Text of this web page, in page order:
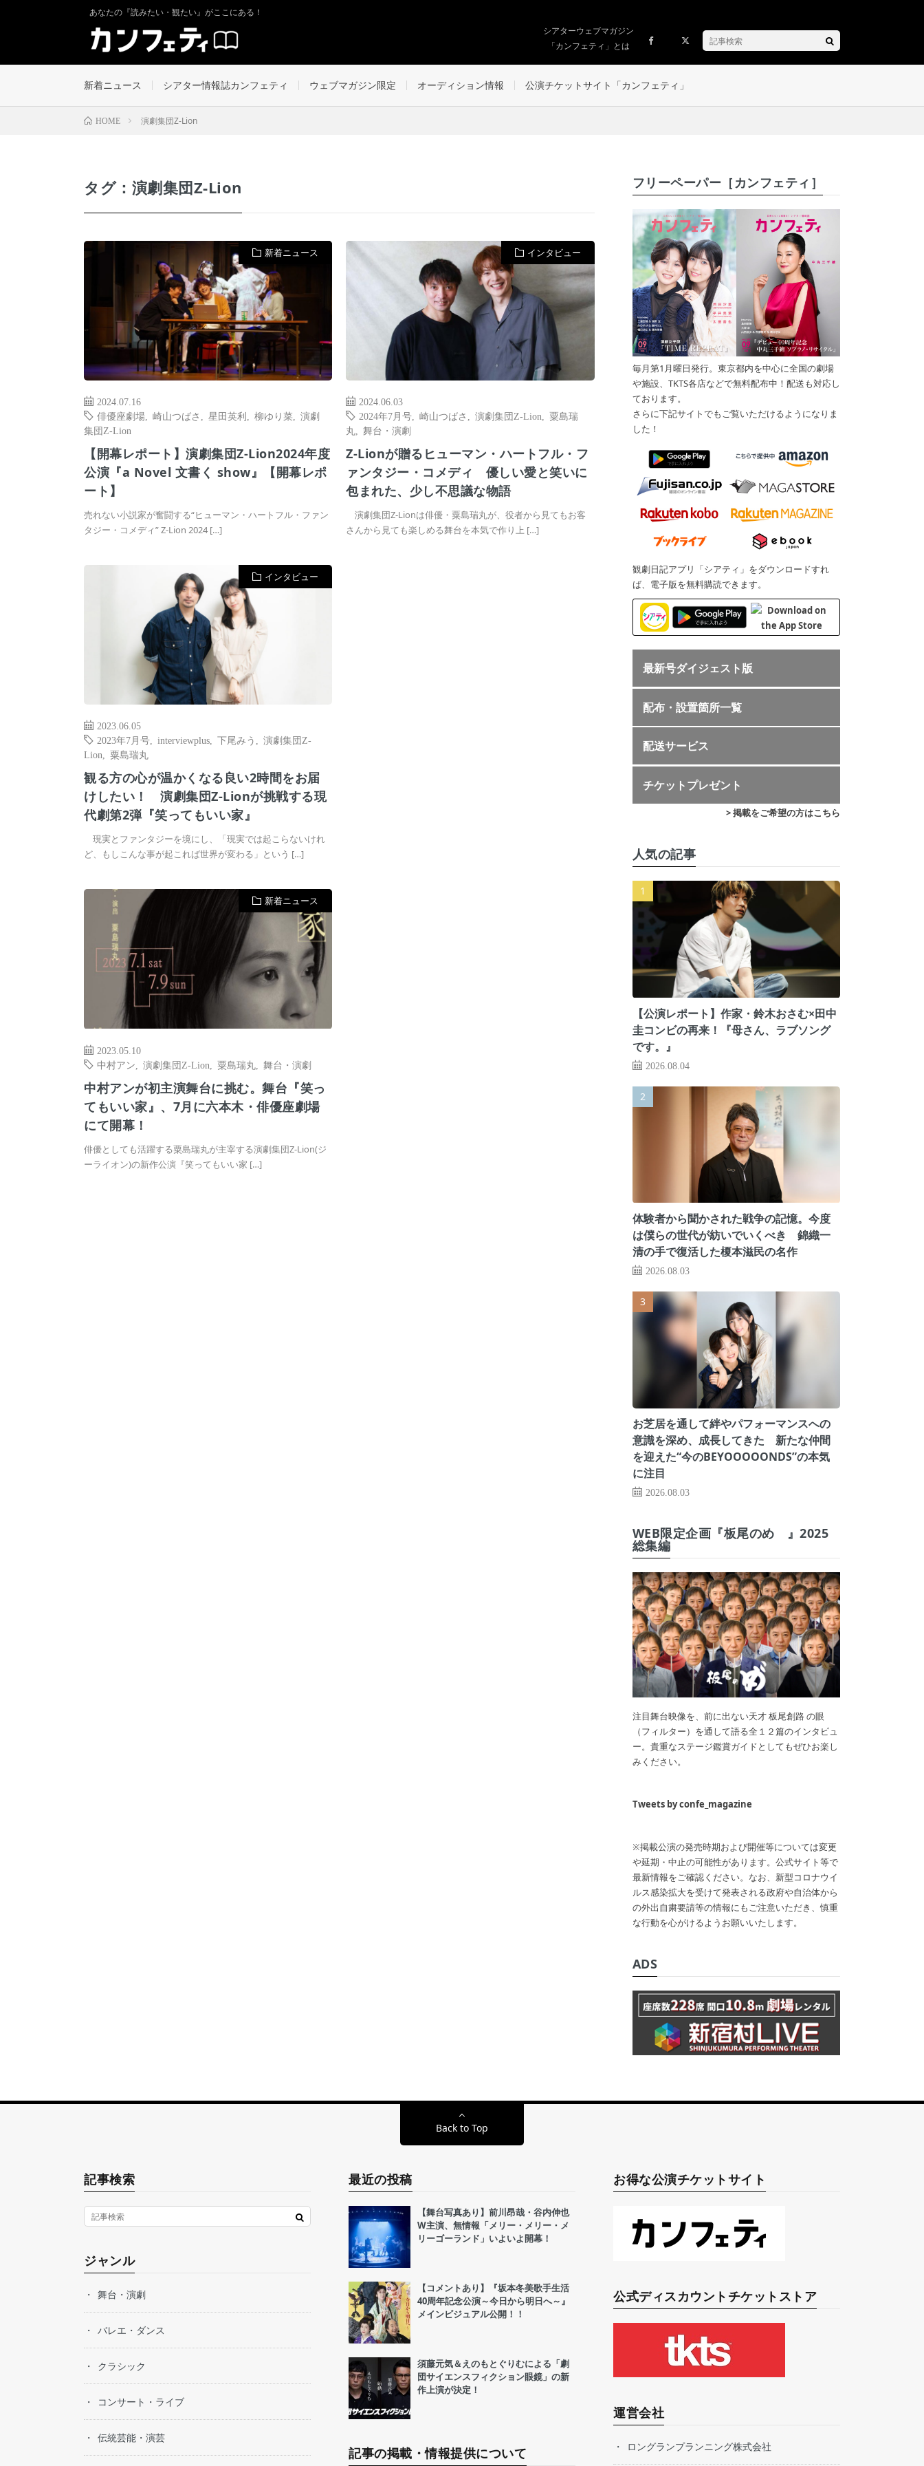
あなたの『読みたい・観たい』がここにある！
シアターウェブマガジン
「カンフェティ」とは
新着ニュース シアター情報誌カンフェティ ウェブマガジン限定 オーディション情報 公演チケットサイト「カンフェティ」
HOME 演劇集団Z-Lion
タグ：演劇集団Z-Lion
新着ニュース
2024.07.16
俳優座劇場
崎山つばさ 星田英利 柳ゆり菜
演劇
集団Z-Lion
【開幕レポート】演劇集団Z-Lion2024年度
公演『a Novel ⽂書く show』【開幕レポ
ート】
売れない小説家が奮闘する“ヒューマン・ハートフル・ファン
タジー・コメディ” Z-Lion 2024 […]
インタビュー
2024.06.03
2024年7月号 ,崎山つばさ ,演劇集団Z-Lion ,粟島瑞
丸
,舞台・演劇
Z-Lionが贈るヒューマン・ハートフル・フ
ァンタジー・コメディ 優しい愛と笑いに
包まれた、少し不思議な物語
演劇集団Z-Lionは俳優・粟島瑞丸が、役者から見てもお客
さんから見ても楽しめる舞台を本気で作り上 […]
インタビュー
2023.06.05
2023年7月号
interviewplus 下尾みう
演劇集団Z-
Lion
粟島瑞丸
観る方の心が温かくなる良い2時間をお届
けしたい！ 演劇集団Z-Lionが挑戦する現
代劇第2弾『笑ってもいい家』
現実とファンタジーを境にし、「現実では起こらないけれ
ど、もしこんな事が起これば世界が変わる」という […]
新着ニュース
2023.05.10
中村アン
演劇集団Z-Lion 粟島瑞丸 舞台・演劇
中村アンが初主演舞台に挑む。舞台『笑っ
てもいい家』、7月に六本木・俳優座劇場
にて開幕！
俳優としても活躍する粟島瑞丸が主宰する演劇集団Z-Lion(ジ
ーライオン)の新作公演『笑ってもいい家 […]
フリーペーパー［カンフェティ］
毎月第1月曜日発行。東京都内を中心に全国の劇場
や施設、TKTS各店などで無料配布中！配送も対応し
ております。
さらに下記サイトでもご覧いただけるようになりま
した！
観劇日記アプリ「シアティ」をダウンロードすれ
ば、電子版を無料購読できます。
最新号ダイジェスト版
配布・設置箇所一覧
配送サービス
チケットプレゼント
> 掲載をご希望の方はこちら
人気の記事
【公演レポート】作家・鈴木おさむ×田中
圭コンビの再来！『母さん、ラブソング
です。』
2026.08.04
体験者から聞かされた戦争の記憶。今度
は僕らの世代が紡いでいくべき 錦織一
清の手で復活した榎本滋民の名作
2026.08.03
お芝居を通して絆やパフォーマンスへの
意識を深め、成長してきた 新たな仲間
を迎えた“今のBEYOOOOONDS”の本気
に注目
2026.08.03
WEB限定企画『板尾のめ゙』2025
総集編
注目舞台映像を、前に出ない天才 板尾創路 の眼
（フィルター）を通して語る全１２篇のインタビュ
ー。貴重なステージ鑑賞ガイドとしてもぜひお楽し
みください。
Tweets by confe_magazine
※掲載公演の発売時期および開催等については変更
や延期・中止の可能性があります。公式サイト等で
最新情報をご確認ください。なお、新型コロナウイ
ルス感染拡大を受けて発表される政府や自治体から
の外出自粛要請等の情報にもご注意いただき、慎重
な行動を心がけるようお願いいたします。
ADS
Back to Top
記事検索
ジャンル
舞台・演劇
バレエ・ダンス
クラシック
コンサート・ライブ
伝統芸能・演芸
最近の投稿
【舞台写真あり】前川昂哉・谷内伸也
W主演、無情報「メリー・メリー・メ
リーゴーランド」いよいよ開幕！
【コメントあり】『坂本冬美歌手生活
40周年記念公演～今日から明日へ～』
メインビジュアル公開！！
須藤元気＆えのもとぐりむによる「劇
団サイエンスフィクション眼鏡」の新
作上演が決定！
記事の掲載・情報提供について
お得な公演チケットサイト
公式ディスカウントチケットストア
運営会社
ロングランプランニング株式会社